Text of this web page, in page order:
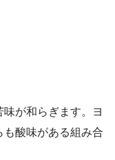
が和らぎます。ヨ
酸味がある組み合